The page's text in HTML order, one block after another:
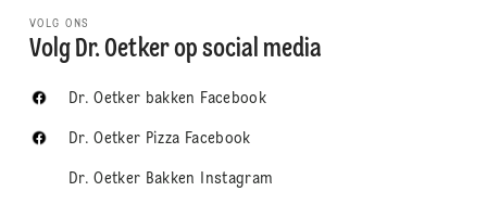
VOLG ONS
Volg Dr. Oetker op social media
Dr. Oetker bakken Facebook
Dr. Oetker Pizza Facebook
Dr. Oetker Bakken Instagram